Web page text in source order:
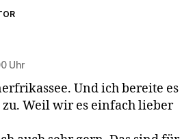
Uhr
Und ich bereite es
Weil wir es einfach lieber